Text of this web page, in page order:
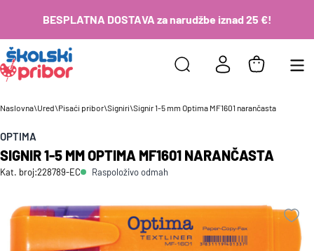
BESPLATNA DOSTAVA za narudžbe iznad 25 €!
Naslovna\Ured\Pisaći pribor\Signiri\Signir 1-5 mm Optima MF1601 narančasta
OPTIMA
SIGNIR 1-5 MM OPTIMA MF1601 NARANČASTA
Kat. broj:228789-EC Raspoloživo odmah